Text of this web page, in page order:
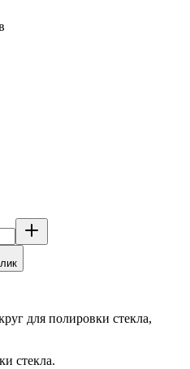
для полировки стекла,
стекла.